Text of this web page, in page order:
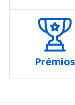
Prémios